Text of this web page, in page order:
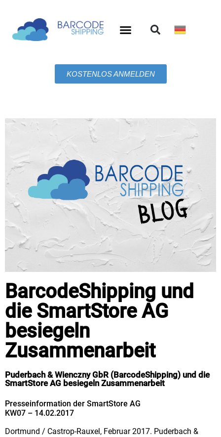
KOSTENLOS ANMELDEN
BarcodeShipping und
die SmartStore AG
besiegeln
Zusammenarbeit
Puderbach & Wienczny GbR (BarcodeShipping) und die
SmartStore AG besiegeln Zusammenarbeit
Presseinformation der SmartStore AG
KW07 – 14.02.2017
Dortmund / Castrop-Rauxel, Februar 2017. Puderbach &